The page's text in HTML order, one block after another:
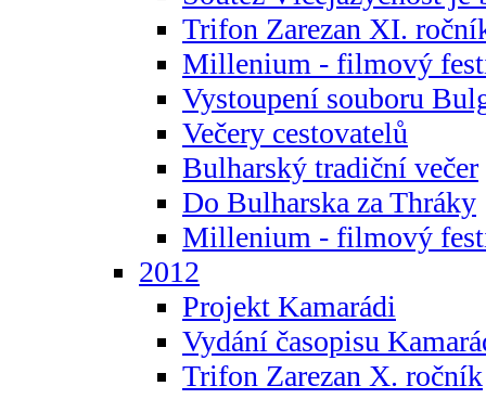
Trifon Zarezan XI.
Millenium - filmový
Vystoupení souboru
Večery cestovatelů
Bulharský tradiční večer
Do Bulharska za Thráky
Millenium - filmový
2012
Projekt Kamarádi
Vydání časopisu
Trifon Zarezan X. ročník